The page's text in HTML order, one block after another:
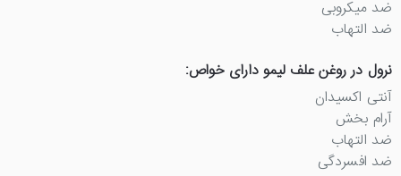
ضد میکروبی
ضد التهاب
نرول در روغن علف لیمو دارای خواص:
آنتی اکسیدان
آرام بخش
ضد التهاب
ضد افسردگی